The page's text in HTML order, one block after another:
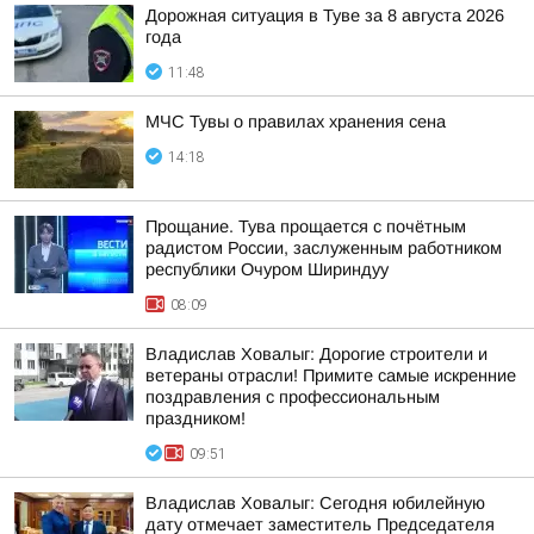
Дорожная ситуация в Туве за 8 августа 2026
года
11:48
МЧС Тувы о правилах хранения сена
14:18
Прощание. Тува прощается с почётным
радистом России, заслуженным работником
республики Очуром Шириндуу
08:09
Владислав Ховалыг: Дорогие строители и
ветераны отрасли! Примите самые искренние
поздравления с профессиональным
праздником!
09:51
Владислав Ховалыг: Сегодня юбилейную
дату отмечает заместитель Председателя